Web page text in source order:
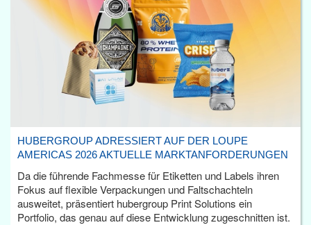
HUBERGROUP ADRESSIERT AUF DER LOUPE
AMERICAS 2026 AKTUELLE MARKTANFORDERUNGEN
Da die führende Fachmesse für Etiketten und Labels ihren
Fokus auf flexible Verpackungen und Faltschachteln
ausweitet, präsentiert hubergroup Print Solutions ein
Portfolio, das genau auf diese Entwicklung zugeschnitten ist.